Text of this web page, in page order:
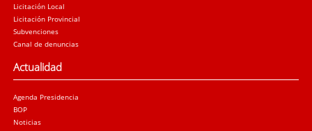
Licitación Local
Licitación Provincial
Subvenciones
Canal de denuncias
Actualidad
Agenda Presidencia
BOP
Noticias